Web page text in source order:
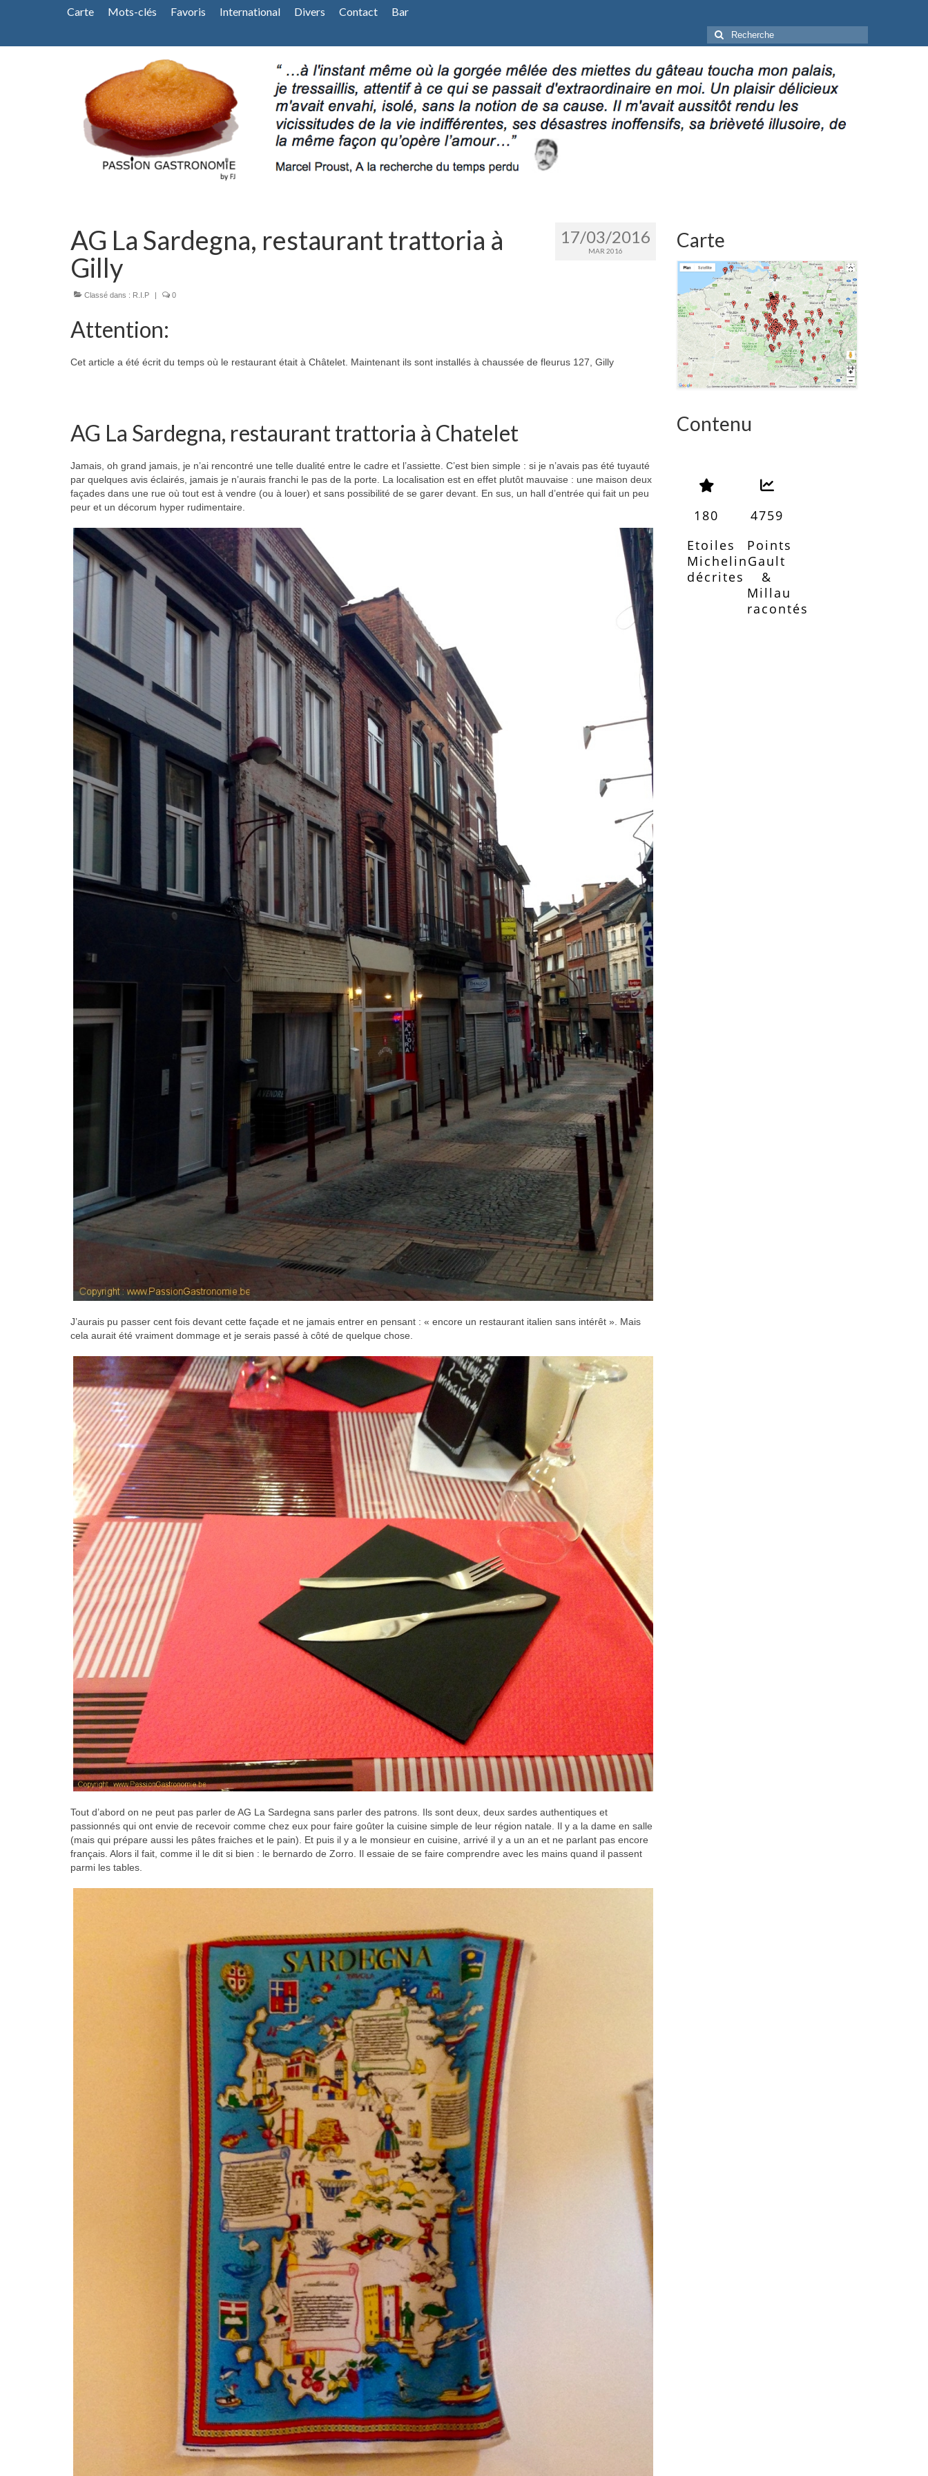
Carte Mots-clés Favoris International Divers Contact Bar
Rechercher
:
17/03/2016
MAR 2016
AG La Sardegna, restaurant trattoria à
Gilly
Classé dans : R.I.P | 0
Attention:
Cet article a été écrit du temps où le restaurant était à Châtelet. Maintenant ils sont installés à chaussée de fleurus 127, Gilly
AG La Sardegna, restaurant trattoria à Chatelet
Jamais, oh grand jamais, je n’ai rencontré une telle dualité entre le cadre et l’assiette. C’est bien simple : si je n’avais pas été tuyauté
par quelques avis éclairés, jamais je n’aurais franchi le pas de la porte. La localisation est en effet plutôt mauvaise : une maison deux
façades dans une rue où tout est à vendre (ou à louer) et sans possibilité de se garer devant. En sus, un hall d’entrée qui fait un peu
peur et un décorum hyper rudimentaire.
J’aurais pu passer cent fois devant cette façade et ne jamais entrer en pensant : « encore un restaurant italien sans intérêt ». Mais
cela aurait été vraiment dommage et je serais passé à côté de quelque chose.
Tout d’abord on ne peut pas parler de AG La Sardegna sans parler des patrons. Ils sont deux, deux sardes authentiques et
passionnés qui ont envie de recevoir comme chez eux pour faire goûter la cuisine simple de leur région natale. Il y a la dame en salle
(mais qui prépare aussi les pâtes fraiches et le pain). Et puis il y a le monsieur en cuisine, arrivé il y a un an et ne parlant pas encore
français. Alors il fait, comme il le dit si bien : le bernardo de Zorro. Il essaie de se faire comprendre avec les mains quand il passent
parmi les tables.
Carte
Contenu
180
Etoiles
Michelin
décrites
4759
Points
Gault
&
Millau
racontés